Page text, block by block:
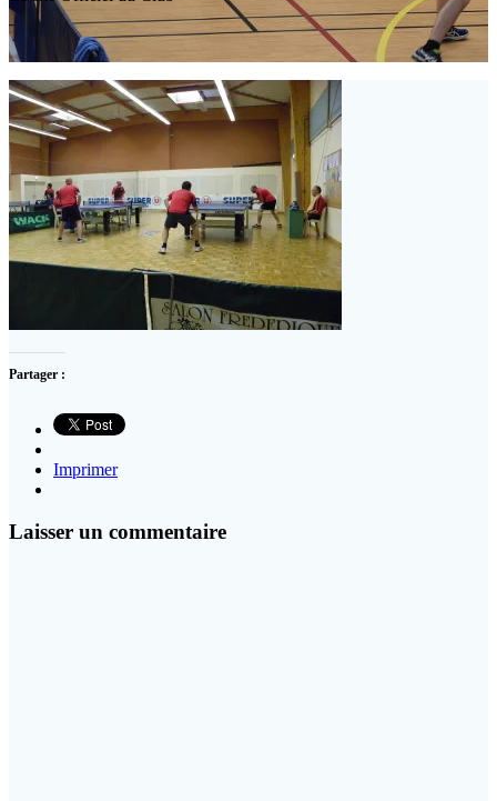
Partager :
Imprimer
Laisser un commentaire